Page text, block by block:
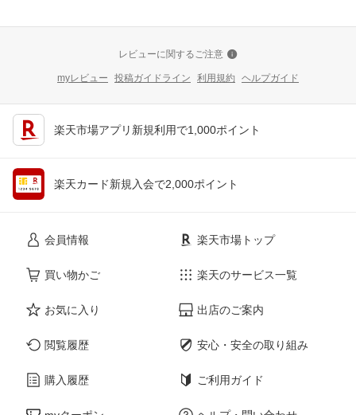
レビューに関するご注意
myレビュー 投稿ガイドライン 利用規約 ヘルプガイド
楽天市場アプリ新規利用で1,000ポイント
楽天カード新規入会で2,000ポイント
会員情報
買い物かご
お気に入り
閲覧履歴
購入履歴
楽天市場トップ
楽天のサービス一覧
出店のご案内
安心・安全の取り組み
ご利用ガイド